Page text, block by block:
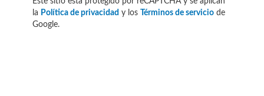
la Política de privacidad y los Términos de servicio de
Google.